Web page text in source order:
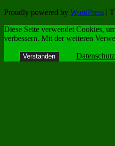
Proudly powered by WordPress |
Diese Seite verwendet Cookies,
verbessern. Mit der weiteren
Verstanden